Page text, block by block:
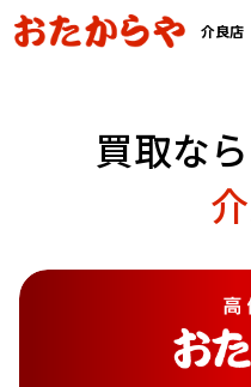
介良店
買取な